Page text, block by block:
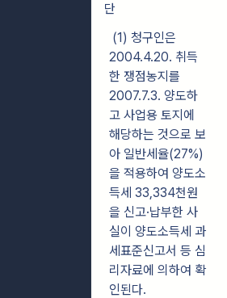
단
(1) 청구인은
2004.4.20. 취득
한 쟁점농지를
2007.7.3. 양도하
고 사업용 토지에
해당하는 것으로 보
아 일반세율(27%)
을 적용하여 양도소
득세 33,334천원
을 신고·납부한 사
실이 양도소득세 과
세표준신고서 등 심
리자료에 의하여 확
인된다.